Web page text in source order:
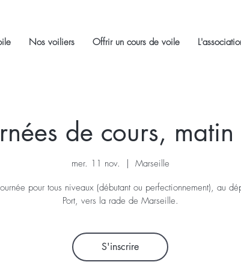
Nos voiliers Offrir un cours de voile
de cours,
mer. 11 nov.
  |
Marseille
pour tous niveaux (débutant ou perfectionnement), au
Port, vers la rade de Marseille.
S'inscrire